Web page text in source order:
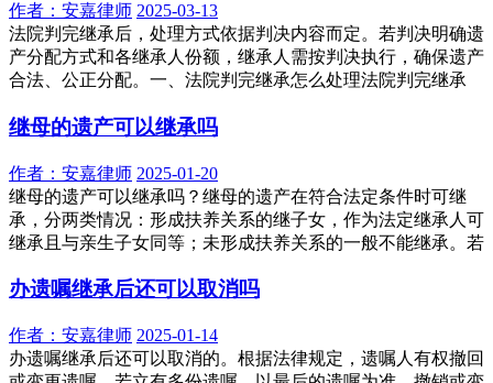
作者： 安嘉律师 2025-03-13
法院判完继承后，处理方式依据判决内容而定。若判决明确遗
产分配方式和各继承人份额，继承人需按判决执行，确保遗产
合法、公正分配。一、法院判完继承怎么处理法院判完继承
继母的遗产可以继承吗
作者： 安嘉律师 2025-01-20
继母的遗产可以继承吗？继母的遗产在符合法定条件时可继
承，分两类情况：形成扶养关系的继子女，作为法定继承人可
继承且与亲生子女同等；未形成扶养关系的一般不能继承。若
办遗嘱继承后还可以取消吗
作者： 安嘉律师 2025-01-14
办遗嘱继承后还可以取消的。根据法律规定，遗嘱人有权撤回